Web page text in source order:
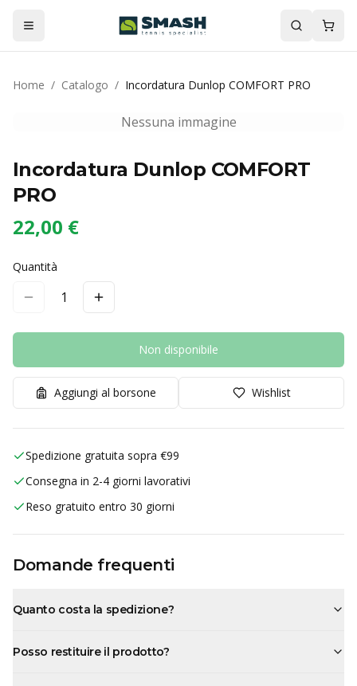
Home / Catalogo / Incordatura Dunlop COMFORT PRO
Nessuna immagine
Incordatura Dunlop COMFORT
PRO
22,00 €
Quantità
1
Non disponibile
Aggiungi al borsone Wishlist
Spedizione gratuita sopra €99
Consegna in 2-4 giorni lavorativi
Reso gratuito entro 30 giorni
Domande frequenti
Quanto costa la spedizione?
Posso restituire il prodotto?